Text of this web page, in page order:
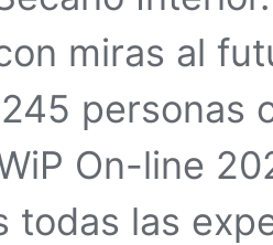
miras al
personas
On-line
todas las